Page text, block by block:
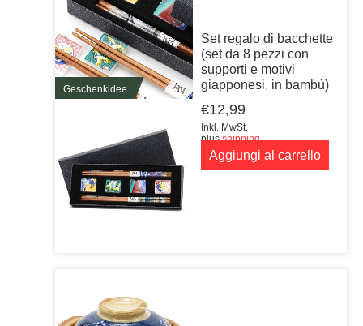
Geschenkidee
Set regalo di bacchette
(set da 8 pezzi con
supporti e motivi
giapponesi, in bambù)
€12,99
Inkl. MwSt.
plusshipping
Aggiungi al carrello